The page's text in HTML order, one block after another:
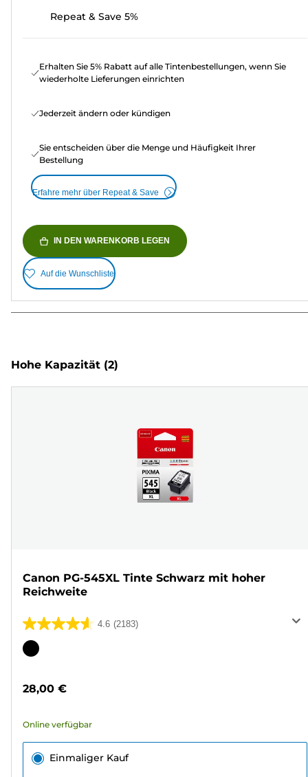
Repeat & Save 5%
Erhalten Sie 5% Rabatt auf alle Tintenbestellungen, wenn Sie
wiederholte Lieferungen einrichten
Jederzeit ändern oder kündigen
Sie entscheiden über die Menge und Häufigkeit Ihrer
Bestellung
Erfahre mehr über Repeat & Save
IN DEN WARENKORB LEGEN
Auf die Wunschliste
Hohe Kapazität (2)
Canon PG-545XL Tinte Schwarz mit hoher
Reichweite
4.6 (2183)
4.6
von
2183
Farbpatrone
28,00 €
Online verfügbar
Einmaliger Kauf